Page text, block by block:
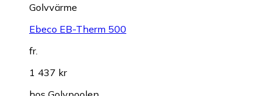
Golvvärme
Ebeco EB-Therm 500
fr.
1 437 kr